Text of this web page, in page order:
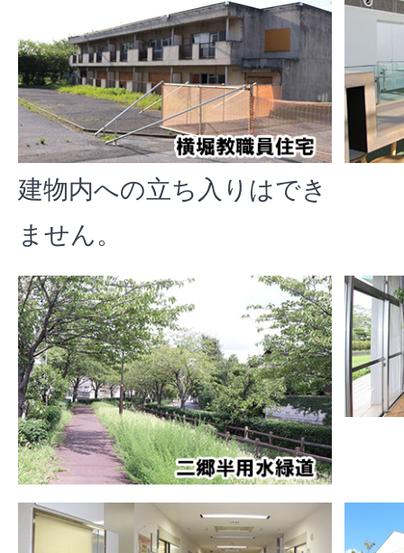
建物内への立ち入りはでき
ません。